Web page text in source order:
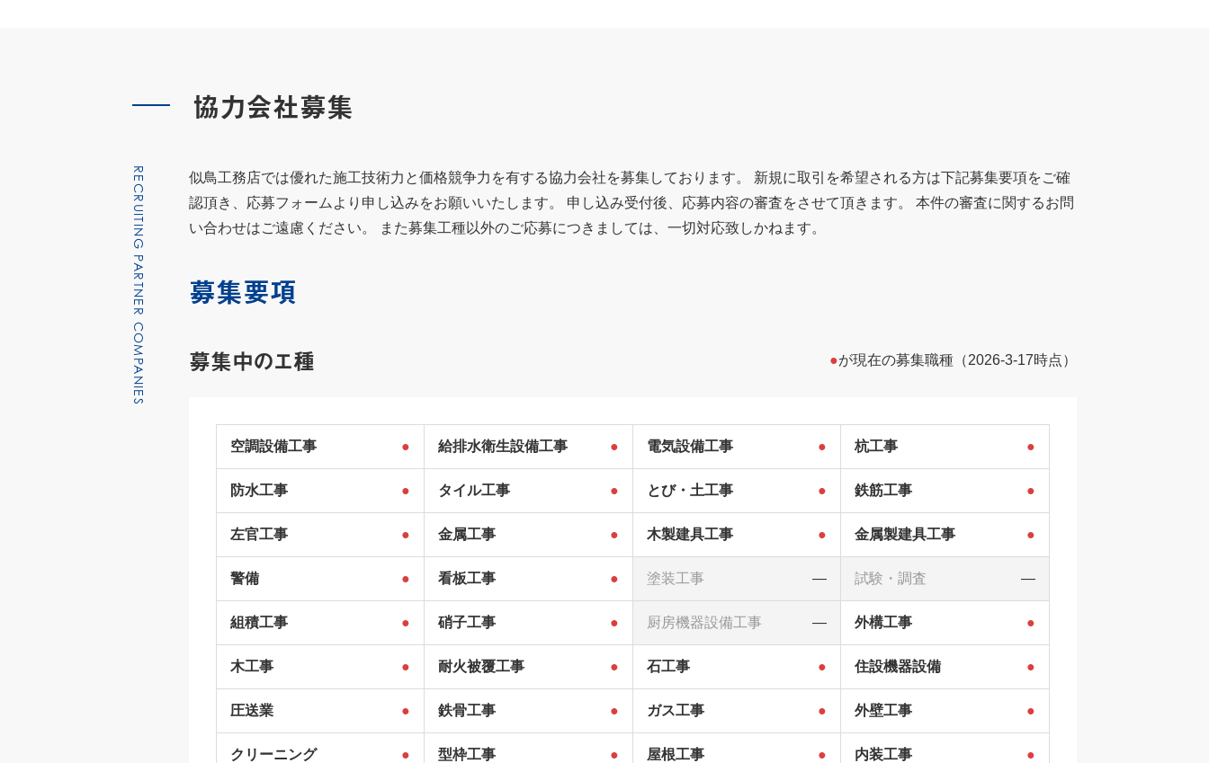
協力会社募集
RECRUITING PARTNER COMPANIES
似鳥工務店では優れた施工技術力と価格競争力を有する協力会社を募集しております。 新規に取引を希望される方は下記募集要項をご確
認頂き、応募フォームより申し込みをお願いいたします。 申し込み受付後、応募内容の審査をさせて頂きます。 本件の審査に関するお問
い合わせはご遠慮ください。 また募集工種以外のご応募につきましては、一切対応致しかねます。
募集要項
募集中のエ種 ●が現在の募集職種（2026-3-17時点）
空調設備工事 ● 給排水衛生設備工事 ● 電気設備工事 ● 杭工事 ●
防水工事 ● タイル工事 ● とび・土工事 ● 鉄筋工事 ●
左官工事 ● 金属工事 ● 木製建具工事 ● 金属製建具工事 ●
警備 ● 看板工事 ● 塗装工事 ― 試験・調査 ―
組積工事 ● 硝子工事 ● 厨房機器設備工事 ― 外構工事 ●
木工事 ● 耐火被覆工事 ● 石工事 ● 住設機器設備 ●
圧送業 ● 鉄骨工事 ● ガス工事 ● 外壁工事 ●
クリーニング ● 型枠工事 ● 屋根工事 ● 内装工事 ●